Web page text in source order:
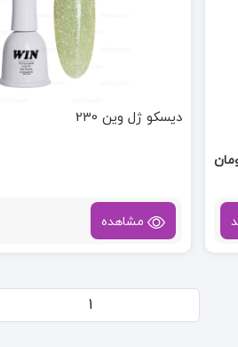
دیسکو ژل وین 230
مشاهده